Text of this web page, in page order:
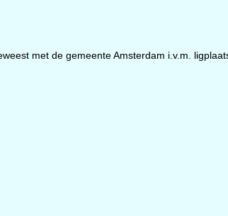
met de gemeente Amsterdam i.v.m.